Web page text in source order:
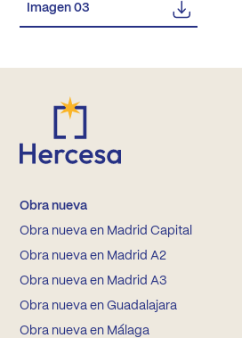
Imagen 03
Obra nueva
Obra nueva en Madrid Capital
Obra nueva en Madrid A2
Obra nueva en Madrid A3
Obra nueva en Guadalajara
Obra nueva en Málaga